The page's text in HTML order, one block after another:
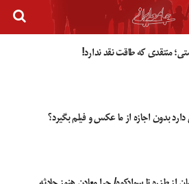
منتقدی که طاقت نقد ندارد!
بدون اجازه از ما عکس و فیلم بگیرد؟